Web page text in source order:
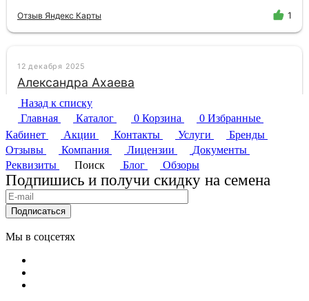
Назад к списку
Главная
Каталог 0 Корзина 0 Избранные
Кабинет
Акции Контакты Услуги
Бренды
Отзывы
Компания Лицензии
Документы
Реквизиты
Поиск Блог Обзоры
Подпишись и получи скидку на семена
Подписаться
Мы в соцсетях